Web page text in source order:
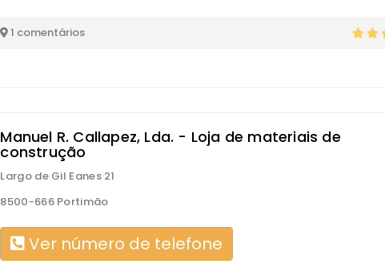
1 comentários
Manuel R. Callapez, Lda. - Loja de materiais de
construção
Largo de Gil Eanes 21
8500-666 Portimão
Ver número de telefone